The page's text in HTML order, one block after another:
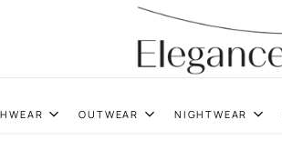
OUTWEAR NIGHTWEAR